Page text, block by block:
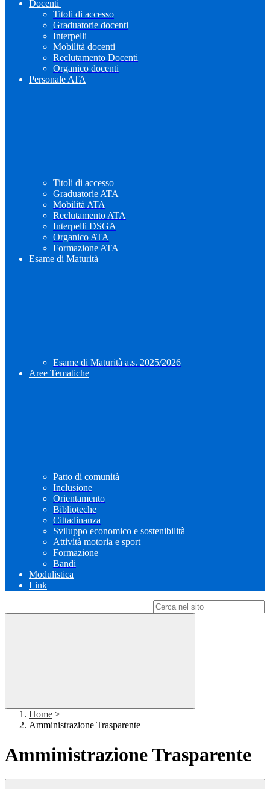
Docenti
Titoli di accesso
Graduatorie docenti
Interpelli
Mobilità docenti
Reclutamento Docenti
Organico docenti
Personale ATA
Titoli di accesso
Graduatorie ATA
Mobilità ATA
Reclutamento ATA
Interpelli DSGA
Organico ATA
Formazione ATA
Esame di Maturità
Esame di Maturità a.s. 2025/2026
Aree Tematiche
Patto di comunità
Inclusione
Orientamento
Biblioteche
Cittadinanza
Sviluppo economico e sostenibilità
Attività motoria e sport
Formazione
Bandi
Modulistica
Link
Home >
Amministrazione Trasparente
Amministrazione Trasparente